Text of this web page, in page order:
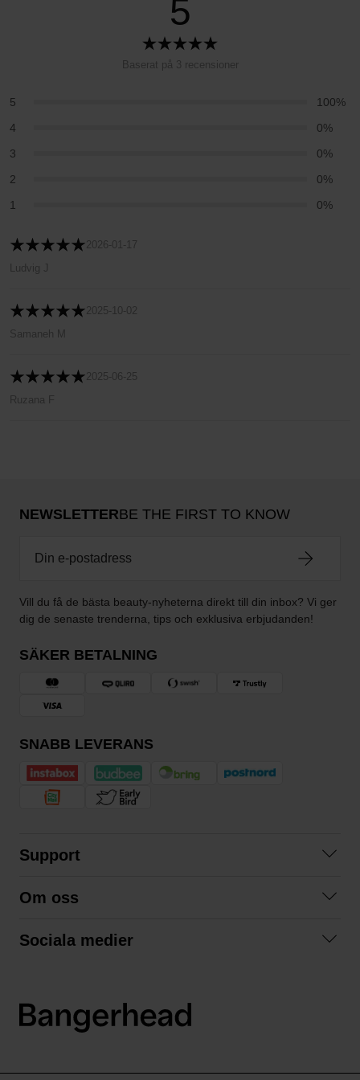
5
Baserat på 3 recensioner
5
100%
4
0%
3
0%
2
0%
1
0%
2026-01-17
Ludvig J
2025-10-02
Samaneh M
2025-06-25
Ruzana F
NEWSLETTERBE THE FIRST TO KNOW
Vill du få de bästa beauty-nyheterna direkt till din inbox? Vi ger
dig de senaste trenderna, tips och exklusiva erbjudanden!
SÄKER BETALNING
SNABB LEVERANS
Support
Köpvillkor
Om oss
Våra fraktalternativ
Sociala medier
LinkedIn